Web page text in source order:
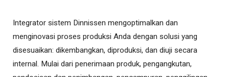
Integrator sistem Dinnissen mengoptimalkan dan
menginovasi proses produksi Anda dengan solusi yang
disesuaikan: dikembangkan, diproduksi, dan diuji secara
internal. Mulai dari penerimaan produk, pengangkutan,